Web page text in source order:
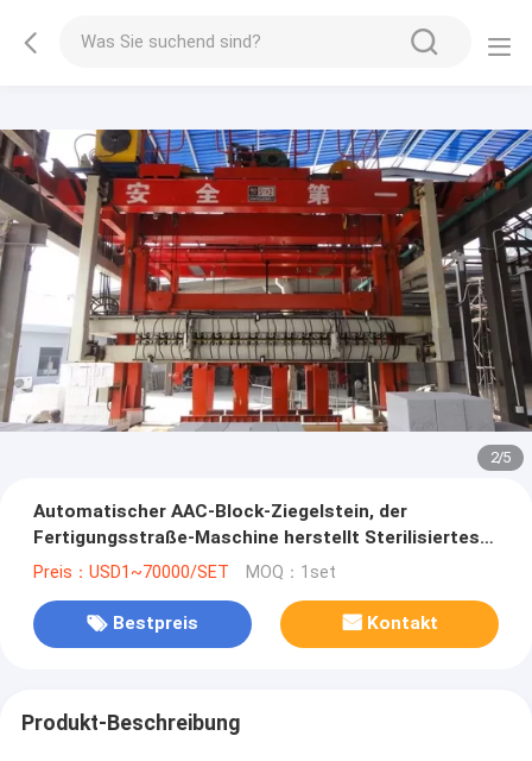
2/5
Automatischer AAC-Block-Ziegelstein, der
Fertigungsstraße-Maschine herstellt Sterilisiertes
mit Kohlensäure durchgesetztes Coancrete-
Preis：USD1~70000/SET MOQ：1set
Bestpreis Kontakt
Produkt-Beschreibung